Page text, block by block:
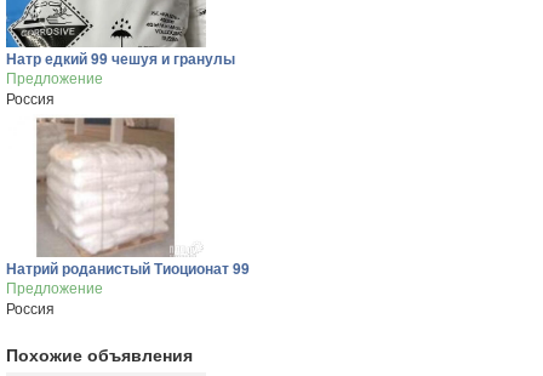
Натр едкий 99 чешуя и гранулы
Предложение
Россия
Натрий роданистый Тиоционат 99
Предложение
Россия
Похожие объявления